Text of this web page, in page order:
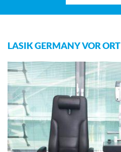
LASIK GERMANY VOR ORT